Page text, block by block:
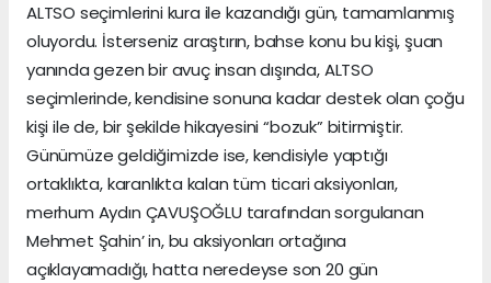
ALTSO seçimlerini kura ile kazandığı gün, tamamlanmış
oluyordu. İsterseniz araştırın, bahse konu bu kişi, şuan
yanında gezen bir avuç insan dışında, ALTSO
seçimlerinde, kendisine sonuna kadar destek olan çoğu
kişi ile de, bir şekilde hikayesini “bozuk” bitirmiştir.
Günümüze geldiğimizde ise, kendisiyle yaptığı
ortaklıkta, karanlıkta kalan tüm ticari aksiyonları,
merhum Aydın ÇAVUŞOĞLU tarafından sorgulanan
Mehmet Şahin’ in, bu aksiyonları ortağına
açıklayamadığı, hatta neredeyse son 20 gün